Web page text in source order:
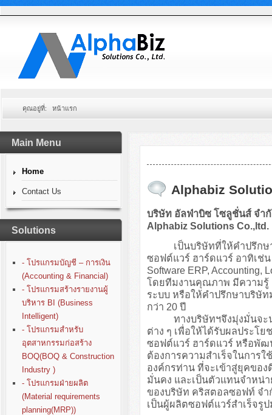
คุณอยู่ที่: หน้าแรก
Main Menu
Home
Contact Us
Solutions
- โปรแกรมบัญชี – การเงิน
(Accounting & Financial)
- โปรแกรมสร้างรายงานผู้
บริหาร BI (Business
Intelligent)
- โปรแกรมสำหรับ
อุตสาหกรรมก่อสร้าง
BOQ(BOQ & Construction
Industry )
- โปรแกรมฝ่ายผลิต
(Material requirements
planning(MRP))
Alphabiz
บริษัท อัลฟ่าบิซ โซลูชั่นส์ จำ
Alphabiz Solutions Co.,ltd.
เป็นบริษัทที่ให้คำปรึกษา
ซอฟต์แวร์ ฮาร์ดแวร์ อาทิเช่
Software ERP,
โดยทีมงานคุณภาพ มีความรู้
ระบบ หรือให้คำปรึกษาบริษั
กว่า 20 ปี
ทางบริษัทฯจึงมุ่งมั่นจะน
ต่าง ๆ เพื่อให้ได้รับผลประโย
ซอฟต์แวร์ ฮาร์ดแวร์ หรือพัฒ
ต้องการความสำเร็จในการ
องค์กรท่าน ที่จะเข้าสู่ยุคขอ
มั่นคง และเป็นตัวแทนจำหน่
ของบริษัท คริสตอลซอฟท์ จำ
เป็นผู้ผลิตซอฟต์แวร์สำเร็จรู